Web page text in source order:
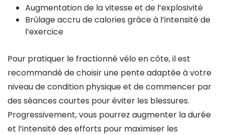
Augmentation de la vitesse et de l’explosivité
Brûlage accru de calories grâce à l’intensité de
l’exercice
Pour pratiquer le fractionné vélo en côte, il est
recommandé de choisir une pente adaptée à votre
niveau de condition physique et de commencer par
des séances courtes pour éviter les blessures.
Progressivement, vous pourrez augmenter la durée
et l’intensité des efforts pour maximiser les